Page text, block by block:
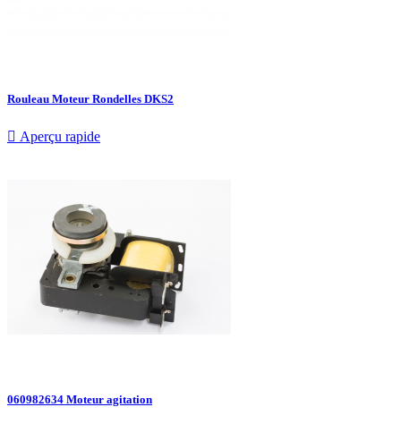
Rouleau Moteur Rondelles DKS2
 Aperçu rapide
060982634 Moteur agitation